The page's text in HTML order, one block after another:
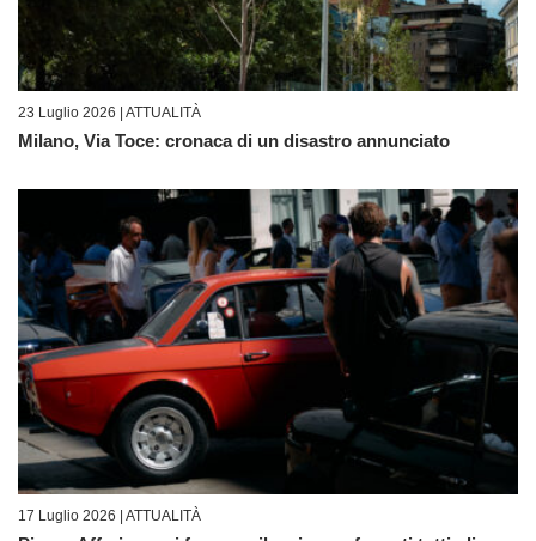
23 Luglio 2026 | ATTUALITÀ
Milano, Via Toce: cronaca di un disastro annunciato
17 Luglio 2026 | ATTUALITÀ